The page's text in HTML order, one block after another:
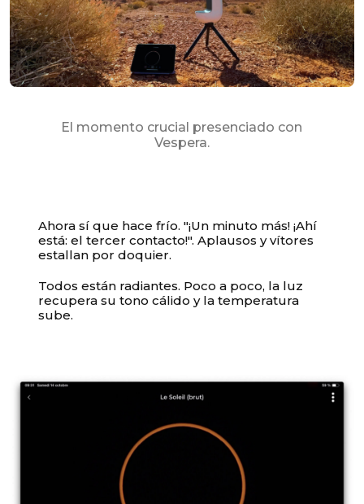
El momento crucial presenciado con
Vespera.
Ahora sí que hace frío. "¡Un minuto más! ¡Ahí
está: el tercer contacto!". Aplausos y vítores
estallan por doquier.
Todos están radiantes. Poco a poco, la luz
recupera su tono cálido y la temperatura
sube.